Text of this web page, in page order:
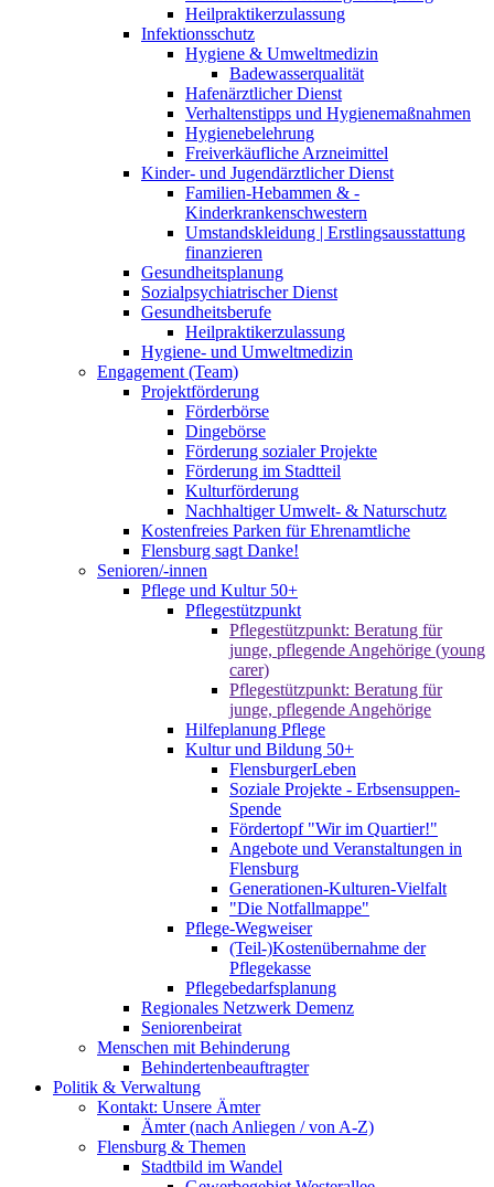
Heilpraktikerzulassung
Infektionsschutz
Hygiene & Umweltmedizin
Badewasserqualität
Hafenärztlicher Dienst
Verhaltenstipps und Hygienemaßnahmen
Hygienebelehrung
Freiverkäufliche Arzneimittel
Kinder- und Jugendärztlicher Dienst
Familien-Hebammen & -
Kinderkrankenschwestern
Umstandskleidung | Erstlingsausstattung
finanzieren
Gesundheitsplanung
Sozialpsychiatrischer Dienst
Gesundheitsberufe
Heilpraktikerzulassung
Hygiene- und Umweltmedizin
Engagement (Team)
Projektförderung
Förderbörse
Dingebörse
Förderung sozialer Projekte
Förderung im Stadtteil
Kulturförderung
Nachhaltiger Umwelt- & Naturschutz
Kostenfreies Parken für Ehrenamtliche
Flensburg sagt Danke!
Senioren/-innen
Pflege und Kultur 50+
Pflegestützpunkt
Pflegestützpunkt: Beratung für
junge, pflegende Angehörige (young
carer)
Pflegestützpunkt: Beratung für
junge, pflegende Angehörige
Hilfeplanung Pflege
Kultur und Bildung 50+
FlensburgerLeben
Soziale Projekte - Erbsensuppen-
Spende
Fördertopf "Wir im Quartier!"
Angebote und Veranstaltungen in
Flensburg
Generationen-Kulturen-Vielfalt
"Die Notfallmappe"
Pflege-Wegweiser
(Teil-)Kostenübernahme der
Pflegekasse
Pflegebedarfsplanung
Regionales Netzwerk Demenz
Seniorenbeirat
Menschen mit Behinderung
Behindertenbeauftragter
Politik & Verwaltung
Kontakt: Unsere Ämter
Ämter (nach Anliegen / von A-Z)
Flensburg & Themen
Stadtbild im Wandel